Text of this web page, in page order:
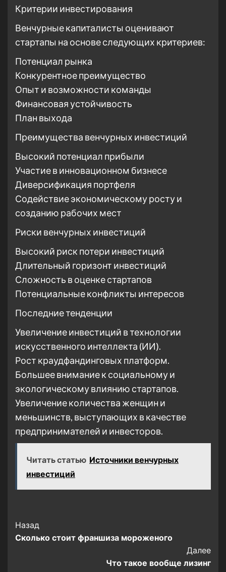
Критерии инвестирования
Венчурные капиталисты оценивают
стартапы на основе следующих критериев:
Потенциал рынка
Конкурентное преимущество
Опыт и возможности команды
Финансовая устойчивость
План выхода
Преимущества венчурных инвестиций
Высокий потенциал прибыли
Участие в инновационном бизнесе
Диверсификация портфеля
Содействие экономическому росту и
созданию рабочих мест
Риски венчурных инвестиций
Высокий риск потери инвестиций
Длительный горизонт инвестиций
Сложность в оценке стартапов
Потенциальные конфликты интересов
Последние тенденции
Увеличение инвестиций в технологии
искусственного интеллекта (ИИ).
Рост краудфандинговых платформ.
Большее внимание к социальному и
экологическому влиянию стартапов.
Увеличение количества женщин и
меньшинств, выступающих в качестве
предпринимателей и инвесторов.
Читать статью Источники венчурных
инвестиций
Post
Navigation
Назад
Сколько стоит франшиза мороженого
Далее
Что такое вообще лизинг